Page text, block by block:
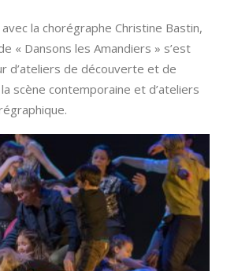
la chorégraphe Christine Bastin,
« Dansons les Amandiers » s’est
d’ateliers de découverte et de
scène contemporaine et d’ateliers